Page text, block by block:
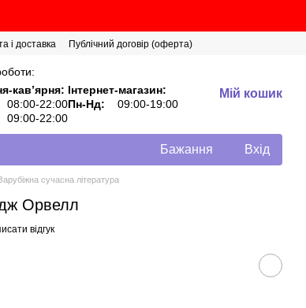
і доставка
Публічний договір (оферта)
кавʼярня: Інтернет-магазин:
08:00-22:00Пн-Нд:
09:00-19:00
09:00-22:00
Мій кошик
Бажання Вхід
сучасна література
Орвелл
відгук